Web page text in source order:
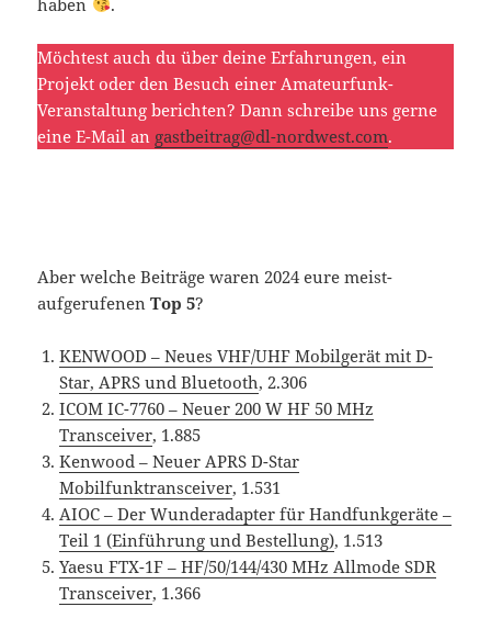
Möchtest auch du über deine Erfahrungen, ein
Projekt oder den Besuch einer Amateurfunk-
Veranstaltung berichten? Dann schreibe uns gerne
eine E-Mail an gastbeitrag@dl-nordwest.com.
Aber welche Beiträge waren 2024 eure meist-
aufgerufenenTop 5?
KENWOOD – Neues VHF/UHF Mobilgerät mit D-
Star, APRS und Bluetooth, 2.306
ICOM IC-7760 – Neuer 200 W HF 50 MHz
Transceiver, 1.885
Kenwood – Neuer APRS D-Star
Mobilfunktransceiver, 1.531
AIOC – Der Wunderadapter für Handfunkgeräte –
Teil 1 (Einführung und Bestellung), 1.513
Yaesu FTX-1F – HF/50/144/430 MHz Allmode SDR
Transceiver, 1.366